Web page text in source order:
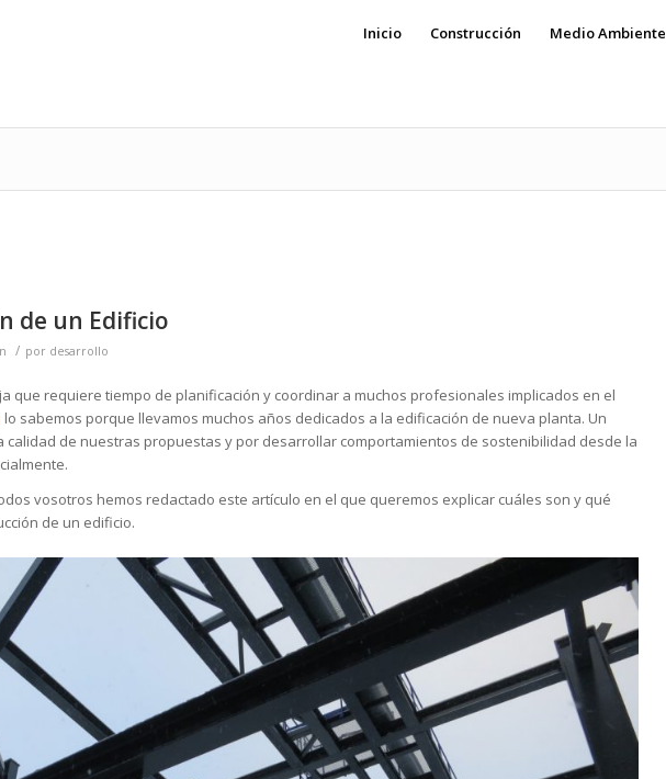
Inicio Construcción Medio Ambiente
de un Edificio
/ por desarrollo
que requiere tiempo de planificación y coordinar a muchos profesionales implicados en el
lo sabemos porque llevamos muchos años dedicados a la edificación de nueva planta. Un
de nuestras propuestas y por desarrollar comportamientos de sostenibilidad desde la
vosotros hemos redactado este artículo en el que queremos explicar cuáles son y qué
de un edificio.